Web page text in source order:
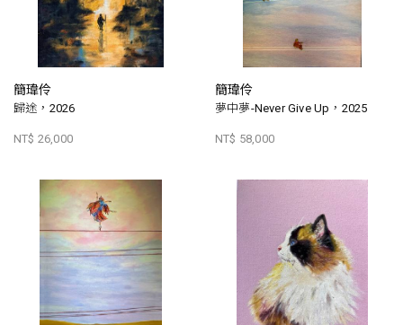
簡瑋伶
歸途，2026
NT$ 26,000
簡瑋伶
夢中夢-Never Give Up，2025
NT$ 58,000